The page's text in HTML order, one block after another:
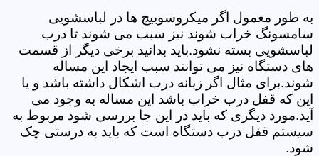
به طور معمول اگر میکروسوییچ ها در لباسشویی
سامسونگ خراب شوند نیز سبب می شوند تا درب
لباسشویی بسته نشود.باید بدانید برخی دیگر از قسمت
های دستگاه نیز می توانند سبب ایجاد این مساله
شوند.برای مثال اگر زبانه درب اشکال داشته باشد و یا
این که قفل درب خراب باشد این مساله به وجود می
آید.مورد دیگری که باید در این جا بررسی شود مربوط به
سیستم قفل درب دستگاه است که باید به درستی چک
شود.